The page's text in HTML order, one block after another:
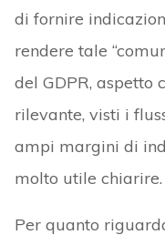
di fornire
rendere tale
del GDPR, aspetto
rilevante, visti i
ampi margini di
molto utile chiarire.
Per quanto